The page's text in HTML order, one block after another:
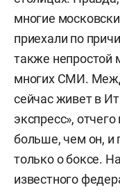
многие
приехали по
также непростой
многих СМИ.
сейчас живет в
экспресс»,
больше, чем он, и
только о боксе.
известного